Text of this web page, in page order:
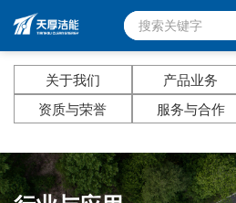
关于我们 产品业务
资质与荣誉
服务与合作